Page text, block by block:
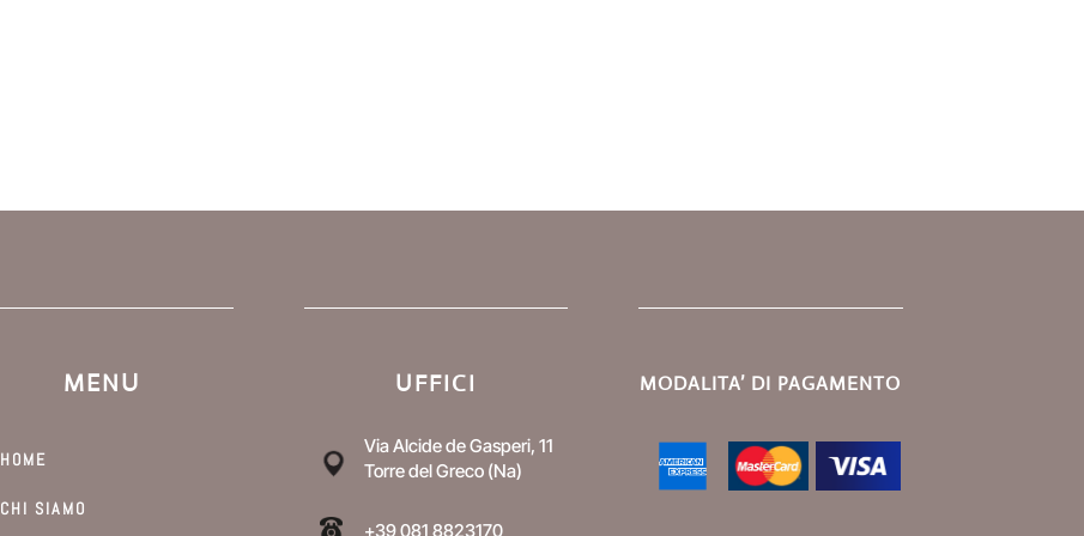
MENU
HOME
CHI SIAMO
UFFICI
Via Alcide de Gasperi, 11
Torre del Greco (Na)
+39 081 8823170
MODALITA’ DI PAGAMENTO